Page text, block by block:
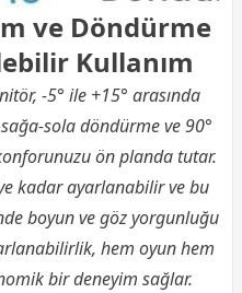
ve Döndürme
Kullanım
-5° ile +15° arasında
sola döndürme ve 90°
ön planda tutar.
kadar ayarlanabilir ve bu
boyun ve göz yorgunluğu
hem oyun hem
bir deneyim sağlar.